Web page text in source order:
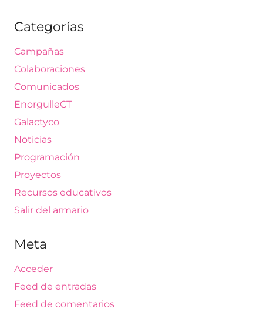
Categorías
Campañas
Colaboraciones
Comunicados
EnorgulleCT
Galactyco
Noticias
Programación
Proyectos
Recursos educativos
Salir del armario
Meta
Acceder
Feed de entradas
Feed de comentarios